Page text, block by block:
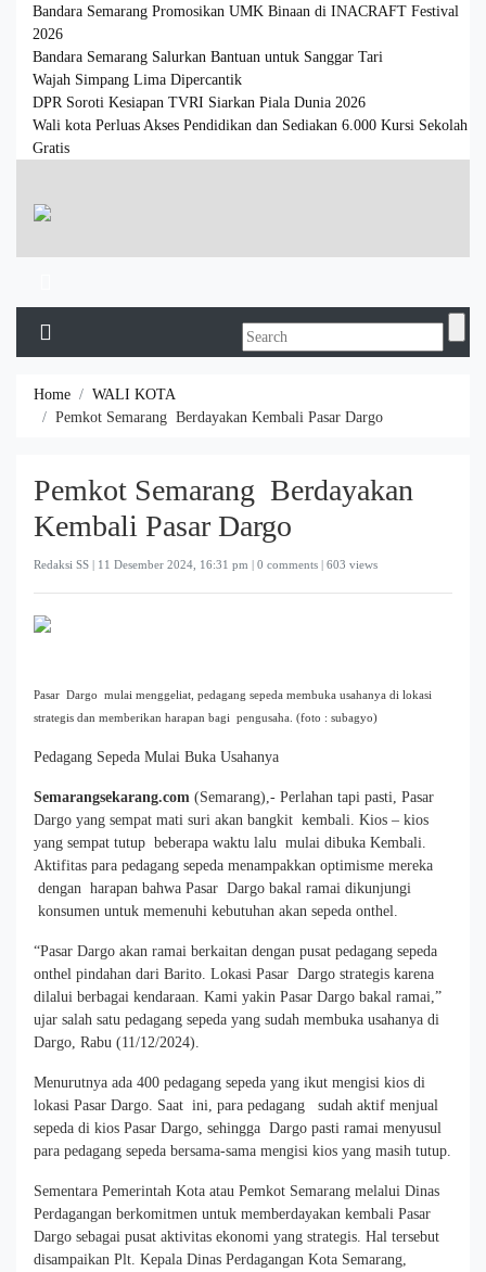
Bandara Semarang Promosikan UMK Binaan di INACRAFT Festival
2026
Bandara Semarang Salurkan Bantuan untuk Sanggar Tari
Wajah Simpang Lima Dipercantik
DPR Soroti Kesiapan TVRI Siarkan Piala Dunia 2026
Wali kota Perluas Akses Pendidikan dan Sediakan 6.000 Kursi Sekolah
Gratis
Home
WALI KOTA
Pemkot Semarang Berdayakan Kembali Pasar Dargo
Pemkot Semarang Berdayakan
Kembali Pasar Dargo
Redaksi SS | 11 Desember 2024, 16:31 pm | 0 comments | 603 views
Pasar Dargo mulai menggeliat, pedagang sepeda membuka usahanya di lokasi
strategis dan memberikan harapan bagi pengusaha. (foto : subagyo)
Pedagang Sepeda Mulai Buka Usahanya
Semarangsekarang.com (Semarang),- Perlahan tapi pasti, Pasar
Dargo yang sempat mati suri akan bangkit kembali. Kios – kios
yang sempat tutup beberapa waktu lalu mulai dibuka Kembali.
Aktifitas para pedagang sepeda menampakkan optimisme mereka
dengan harapan bahwa Pasar Dargo bakal ramai dikunjungi
konsumen untuk memenuhi kebutuhan akan sepeda onthel.
“Pasar Dargo akan ramai berkaitan dengan pusat pedagang sepeda
onthel pindahan dari Barito. Lokasi Pasar Dargo strategis karena
dilalui berbagai kendaraan. Kami yakin Pasar Dargo bakal ramai,”
ujar salah satu pedagang sepeda yang sudah membuka usahanya di
Dargo, Rabu (11/12/2024).
Menurutnya ada 400 pedagang sepeda yang ikut mengisi kios di
lokasi Pasar Dargo. Saat ini, para pedagang sudah aktif menjual
sepeda di kios Pasar Dargo, sehingga Dargo pasti ramai menyusul
para pedagang sepeda bersama-sama mengisi kios yang masih tutup.
Sementara Pemerintah Kota atau Pemkot Semarang melalui Dinas
Perdagangan berkomitmen untuk memberdayakan kembali Pasar
Dargo sebagai pusat aktivitas ekonomi yang strategis. Hal tersebut
disampaikan Plt. Kepala Dinas Perdagangan Kota Semarang,